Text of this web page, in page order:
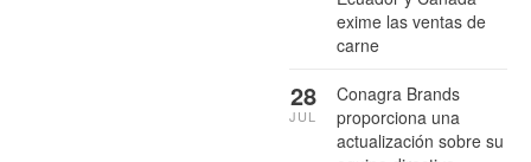
exime las ventas de
carne
Conagra Brands
proporciona una
actualización sobre su
28
JUL